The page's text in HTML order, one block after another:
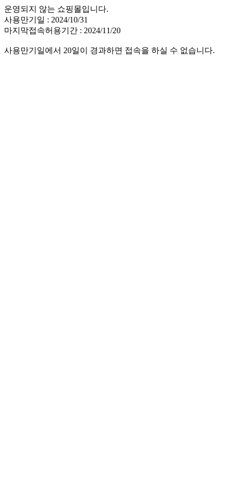
운영되지 않는 쇼핑몰입니다.
사용만기일 : 2024/10/31
마지막접속허용기간 : 2024/11/20
사용만기일에서 20일이 경과하면 접속을 하실 수 없습니다.